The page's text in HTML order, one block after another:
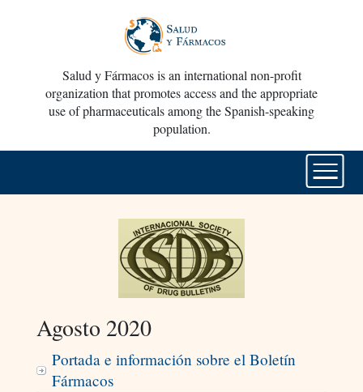
Salud y Fármacos is an international non-profit
organization that promotes access and the appropriate
use of pharmaceuticals among the Spanish-speaking
population.
Agosto 2020
Portada e información sobre el Boletín
Fármacos